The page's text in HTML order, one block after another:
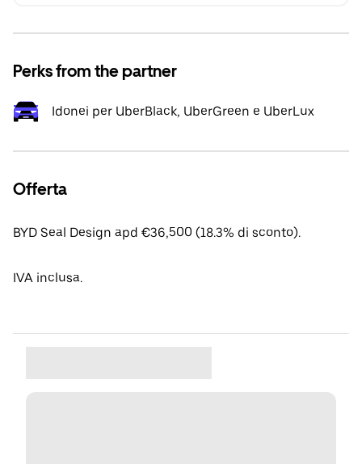
Perks from the partner
Idonei per UberBlack, UberGreen e UberLux
Offerta
BYD Seal Design apd €36,500 (18.3% di sconto).
IVA inclusa.